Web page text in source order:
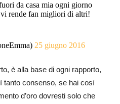
da casa mia ogni giorno
rende fan migliori di altri!
25 giugno 2016
è alla base di ogni rapporto,
tanto consenso, se hai così
d’oro dovresti solo che